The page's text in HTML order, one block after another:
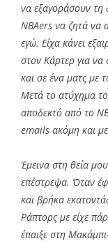
να εξαγοράσουν τη
NBAers να ζητά να
εγώ. Είχα κάνει
στον Κάρτερ για να
και σε ένα ματς με
Μετά το ατύχημα
αποδεκτό από το
emails ακόμη και με
Έμεινα στη θεία
επέστρεψα. Όταν
και βρήκα
Ράπτορς με είχε
έπαιξε στη